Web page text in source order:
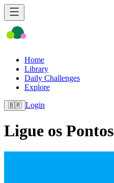
Home
Library
Daily Challenges
Explore
🇧🇷 Login
Ligue os Pontos